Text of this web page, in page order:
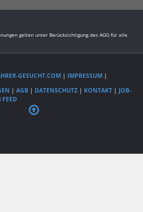
gelten unter Berücksichtigung des AGG für alle
GESUCHT.COM | IMPRESSUM |
| AGB | DATENSCHUTZ | KONTAKT | JOB-
FEED